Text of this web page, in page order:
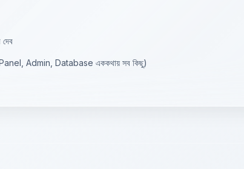
দেব
(cPanel, Admin, Database এককথায় সব কিছু)